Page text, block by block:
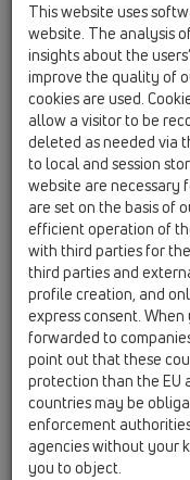
Nízký
oceli, 2x
stěně,
stavební
žlabu.
This website uses
website. The analysis
insights about the
improve the quality of
cookies are used.
allow a visitor to be
deleted as needed via
to local and session
website are necessary
are set on the basis of
efficient operation of
with third parties for
third parties and
profile creation, and
express consent.
forwarded to
point out that these
protection than the EU
countries may be
enforcement
agencies without your
you to object.